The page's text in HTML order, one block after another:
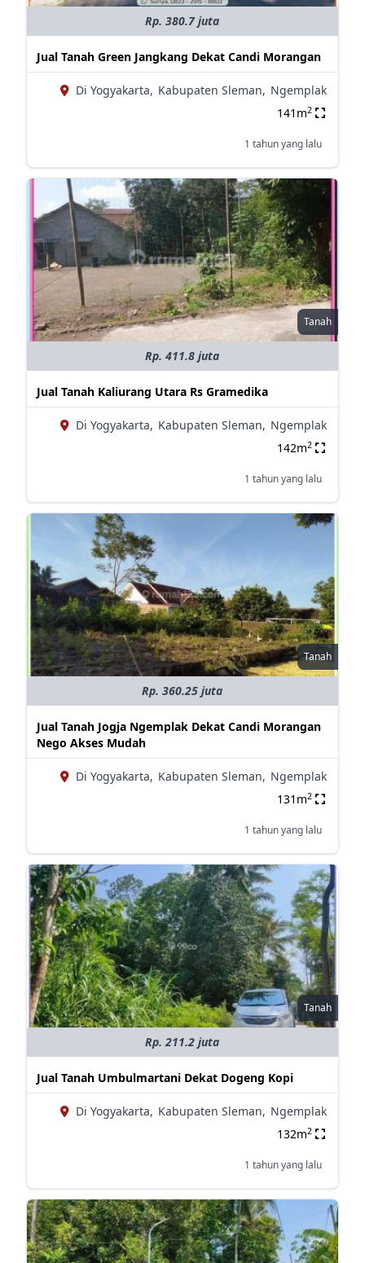
Rp. 380.7 juta
Jual Tanah Green Jangkang Dekat Candi Morangan
Di Yogyakarta, Kabupaten Sleman, Ngemplak
141m2
1 tahun yang lalu
Tanah
Rp. 411.8 juta
Jual Tanah Kaliurang Utara Rs Gramedika
Di Yogyakarta, Kabupaten Sleman, Ngemplak
142m2
1 tahun yang lalu
Tanah
Rp. 360.25 juta
Jual Tanah Jogja Ngemplak Dekat Candi Morangan
Nego Akses Mudah
Di Yogyakarta, Kabupaten Sleman, Ngemplak
131m2
1 tahun yang lalu
Tanah
Rp. 211.2 juta
Jual Tanah Umbulmartani Dekat Dogeng Kopi
Di Yogyakarta, Kabupaten Sleman, Ngemplak
132m2
1 tahun yang lalu